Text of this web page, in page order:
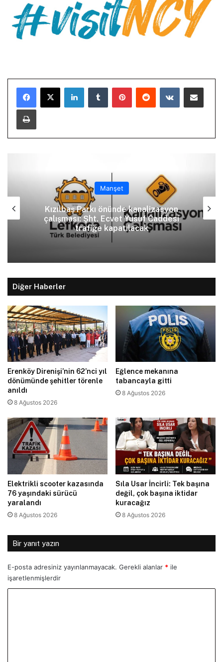
LinkedInTumblr PinterestReddit VKontakteE-Posta ile paylaş
Yazdır
Manşet
Kızılbaş Parkı önünde kanalizasyon
çalışması: Şht. Ecvet Yusuf Caddesi
trafiğe kapatılacak
Diğer Haberler
Erenköy Direnişi’nin 62’nci yıl
dönümünde şehitler törenle
anıldı
8 Ağustos 2026
Eğlence mekanına
tabancayla gitti
8 Ağustos 2026
Elektrikli scooter kazasında
76 yaşındaki sürücü
yaralandı
8 Ağustos 2026
Sıla Usar İncirli: Tek başına
değil, çok başına iktidar
kuracağız
8 Ağustos 2026
Bir yanıt yazın
E-posta adresiniz yayınlanmayacak. Gerekli alanlar * ile
işaretlenmişlerdir